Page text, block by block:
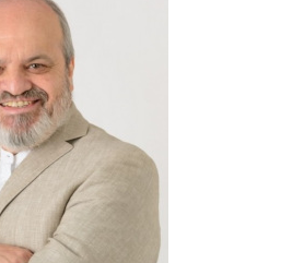
correo electrónico y web en
para la próxima vez que
protegido por